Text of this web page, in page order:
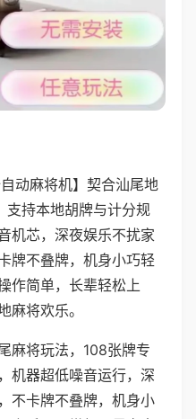
自动麻将机】契合汕尾地
支持本地胡牌与计分规
机芯，深夜娱乐不扰家
牌不叠牌，机身小巧轻
作简单，长辈轻松上
麻将欢乐。
麻将玩法，108张牌专
机器超低噪音运行，深
不卡牌不叠牌，机身小